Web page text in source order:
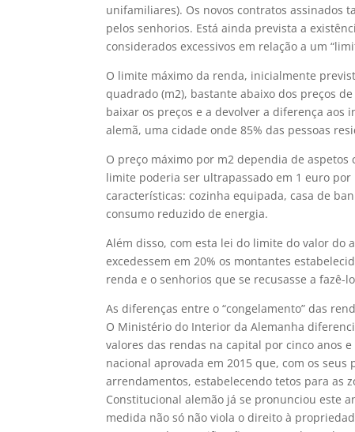
unifamiliares). Os novos contratos assinados
pelos senhorios. Está ainda prevista a
considerados excessivos em relação a um
O limite máximo da renda, inicialmente
quadrado (m2), bastante abaixo dos preços
baixar os preços e a devolver a diferença
alemã, uma cidade onde 85% das pessoas
O preço máximo por m2 dependia de aspetos
limite poderia ser ultrapassado em 1 euro
características: cozinha equipada, casa de
consumo reduzido de energia.
Além disso, com esta lei do limite do valor
excedessem em 20% os montantes
renda e o senhorios que se recusasse a fazê-
As diferenças entre o “congelamento” das
O Ministério do Interior da Alemanha
valores das rendas na capital por cinco anos
nacional aprovada em 2015 que, com os
arrendamentos, estabelecendo tetos para as
Constitucional alemão já se pronunciou este
medida não só não viola o direito à